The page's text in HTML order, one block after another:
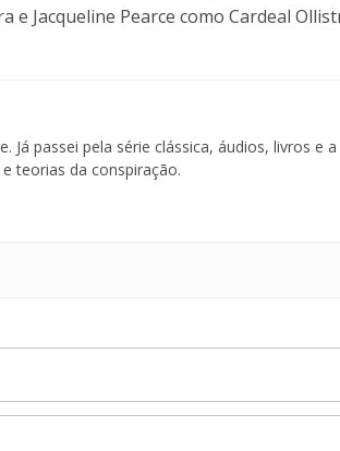
Jacqueline Pearce como Cardeal
passei pela série clássica, áudios, livros e
teorias da conspiração.